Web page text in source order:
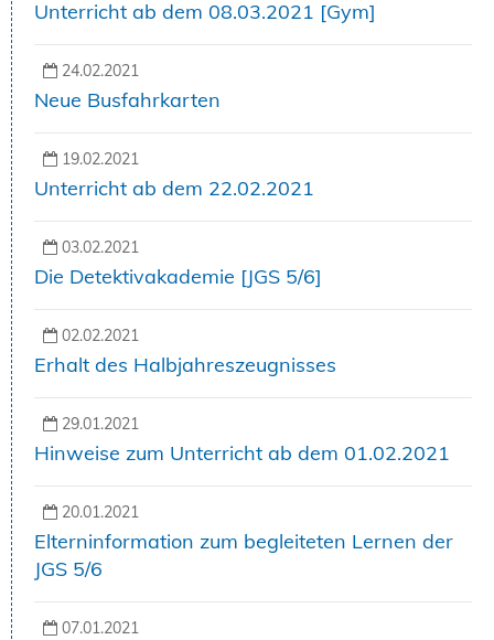
Unterricht ab dem 08.03.2021 [Gym]
24.02.2021
Neue Busfahrkarten
19.02.2021
Unterricht ab dem 22.02.2021
03.02.2021
Die Detektivakademie [JGS 5/6]
02.02.2021
Erhalt des Halbjahreszeugnisses
29.01.2021
Hinweise zum Unterricht ab dem 01.02.2021
20.01.2021
Elterninformation zum begleiteten Lernen der
JGS 5/6
07.01.2021